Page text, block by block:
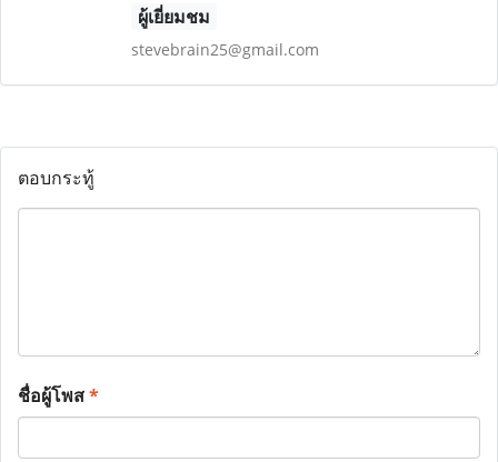
ผู้เยี่ยมชม
stevebrain25@gmail.com
ตอบกระทู้
ชื่อผู้โพส*